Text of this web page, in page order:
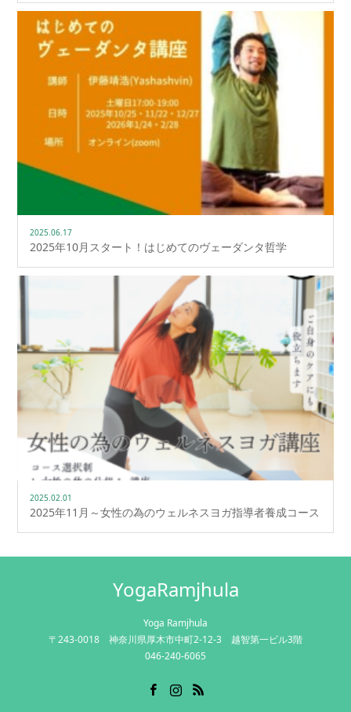
2025.06.17
2025年10月スタート！はじめてのヴェーダンタ哲学
2025.02.01
2025年11月～女性の為のウェルネスヨガ指導者養成コース
YogaRamjhula
Yoga Ramjhula
〒243-0018 神奈川県厚木市中町2-12-3 越智第一ビル3階
046-240-6065